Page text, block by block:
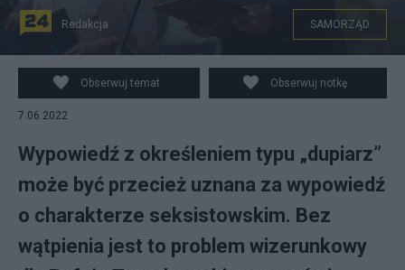
Rafał Trzaskowski Fot. PAP/Piotr Nowak
Redakcja SAMORZĄD
Obserwuj temat Obserwuj notkę
7.06.2022
Wypowiedź z określeniem typu „dupiarz”
może być przecież uznana za wypowiedź
o charakterze seksistowskim. Bez
wątpienia jest to problem wizerunkowy